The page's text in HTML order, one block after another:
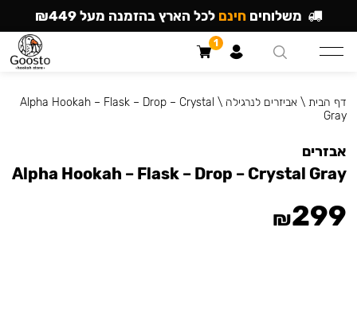
דף הבית \אביזרים לנרגילה \
Alpha Hookah – Flask – Drop – Crystal
Gray
אבזרים
Alpha Hookah – Flask – Drop – Crystal Gray
₪299
משלוחים חינם לכל הארץ בהזמנה מעל ₪449
1